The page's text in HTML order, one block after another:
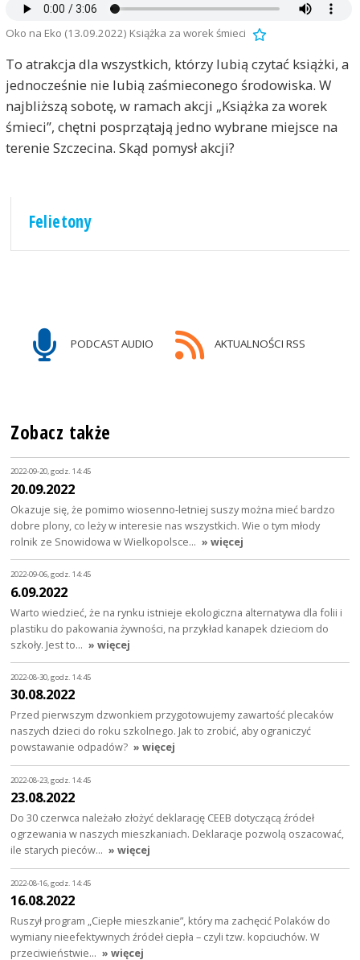
Oko na Eko (13.09.2022) Książka za worek śmieci
To atrakcja dla wszystkich, którzy lubią czytać książki, a
jednocześnie nie lubią zaśmieconego środowiska. W
najbliższą sobotę, w ramach akcji „Książka za worek
śmieci”, chętni posprzątają jedno wybrane miejsce na
terenie Szczecina. Skąd pomysł akcji?
Felietony
PODCAST AUDIO AKTUALNOŚCI RSS
Zobacz także
2022-09-20, godz. 14:45
20.09.2022
Okazuje się, że pomimo wiosenno-letniej suszy można mieć bardzo
dobre plony, co leży w interesie nas wszystkich. Wie o tym młody
rolnik ze Snowidowa w Wielkopolsce… » więcej
2022-09-06, godz. 14:45
6.09.2022
Warto wiedzieć, że na rynku istnieje ekologiczna alternatywa dla folii i
plastiku do pakowania żywności, na przykład kanapek dzieciom do
szkoły. Jest to… » więcej
2022-08-30, godz. 14:45
30.08.2022
Przed pierwszym dzwonkiem przygotowujemy zawartość plecaków
naszych dzieci do roku szkolnego. Jak to zrobić, aby ograniczyć
powstawanie odpadów? » więcej
2022-08-23, godz. 14:45
23.08.2022
Do 30 czerwca należało złożyć deklarację CEEB dotyczącą źródeł
ogrzewania w naszych mieszkaniach. Deklaracje pozwolą oszacować,
ile starych pieców… » więcej
2022-08-16, godz. 14:45
16.08.2022
Ruszył program „Ciepłe mieszkanie”, który ma zachęcić Polaków do
wymiany nieefektywnych źródeł ciepła – czyli tzw. kopciuchów. W
przeciwieństwie… » więcej